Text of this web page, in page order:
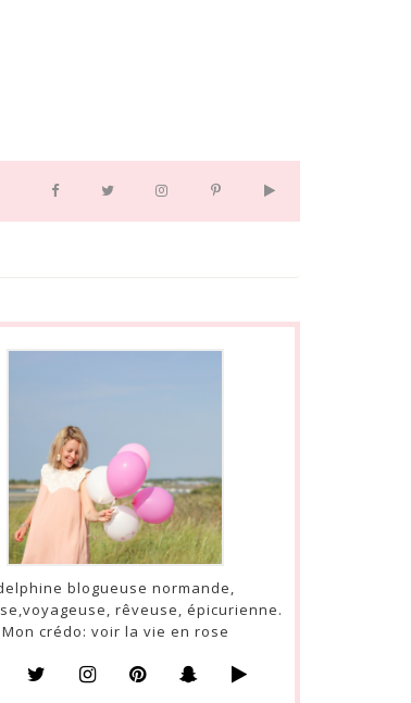
blogueuse normande,
rêveuse, épicurienne.
Mon crédo: voir la vie en rose